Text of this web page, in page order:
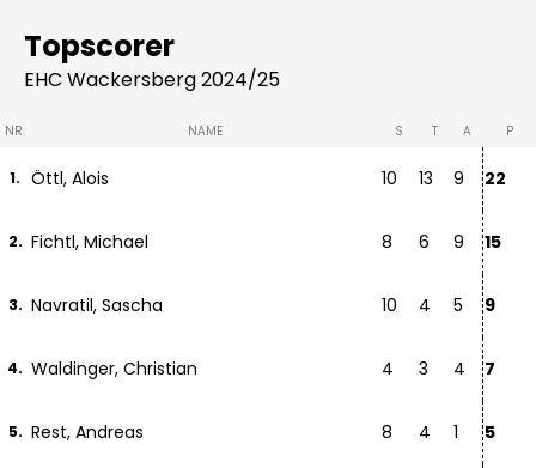
Topscorer
EHC Wackersberg 2024/25
NR. NAME S T A P
1. Öttl, Alois 10 13 9 22
2. Fichtl, Michael 8 6 9 15
3. Navratil, Sascha 10 4 5 9
4. Waldinger, Christian 4 3 4 7
5. Rest, Andreas 8 4 1 5